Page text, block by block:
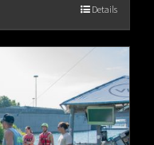
Details